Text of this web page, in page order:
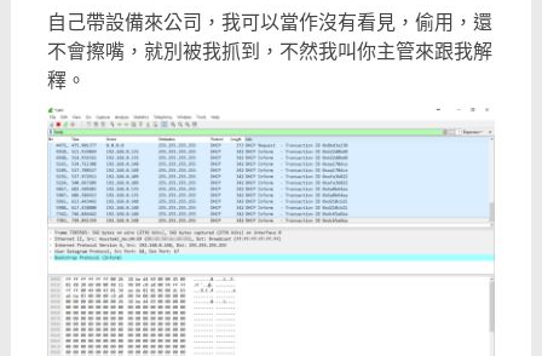
自己帶設備來公司，我可以當作沒有看見，偷用，還
不會擦嘴，就別被我抓到，不然我叫你主管來跟我解
釋。